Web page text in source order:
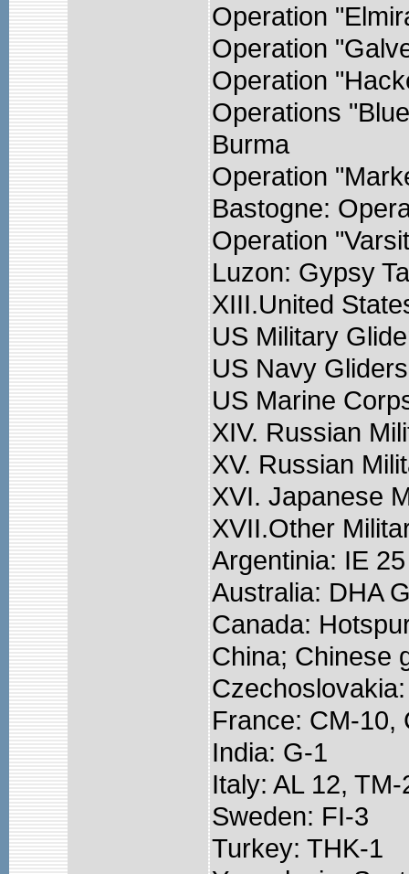
Operation
Operation
Operation
Operations
Burma
Operation
Bastogne:
Operation
Luzon: Gypsy
XIII.United
US Military
US Navy Gliders
US Marine
XIV. Russian
XV. Russian
XVI. Japanese
XVII.Other
Argentinia: IE
Australia: DHA
Canada:
China; Chinese
France: CM-10,
India: G-1
Italy: AL 12, TM-
Sweden: FI-3
Turkey: THK-1